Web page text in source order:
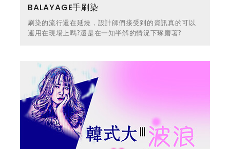
BALAYAGE手刷染
刷染的流行還在延燒，設計師們接受到的資訊真的可以
運用在現場上嗎?還是在一知半解的情況下琢磨著?